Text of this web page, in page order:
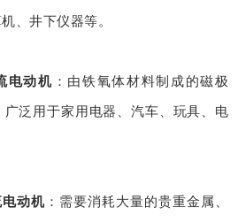
、井下仪器等。
电动机 ：由铁氧体材料制成的磁极
泛用于家用电器、汽车、玩具、电
动机 ：需要消耗大量的贵重金属、